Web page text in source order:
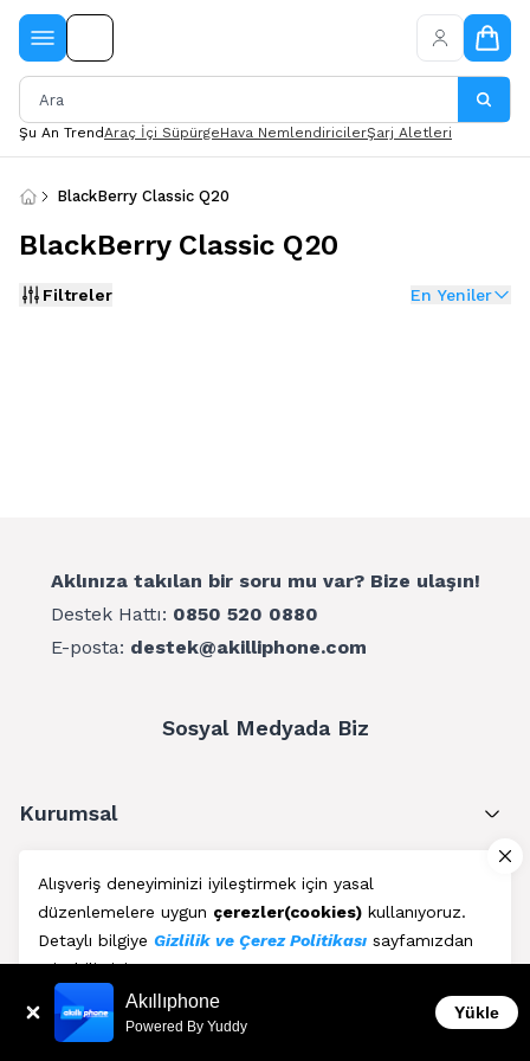
Alışveriş deneyiminizi iyileştirmek için yasal
düzenlemelere uygun çerezler(cookies) kullanıyoruz.
Detaylı bilgiye Gizlilik ve Çerez Politikası sayfamızdan
erişebilirsiniz.
Kabul Et
Şu An TrendAraç İçi SüpürgeHava NemlendiricilerŞarj Aletleri
BlackBerry Classic Q20
BlackBerry Classic Q20
Filtreler En Yeniler
Aklınıza takılan bir soru mu var? Bize ulaşın!
Destek Hattı: 0850 520 0880
E-posta: destek@akilliphone.com
Sosyal Medyada Biz
Kurumsal
Müşteri Hizmetleri
Üyelik
Blog Akıllıphone
Powered By Yuddy
Yükle